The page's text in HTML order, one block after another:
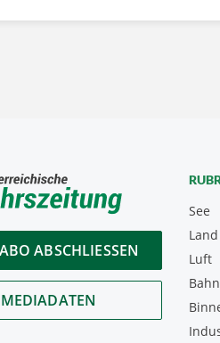
ABSCHLIESSEN
MEDIADATEN
See
Land
Luft
Bahn